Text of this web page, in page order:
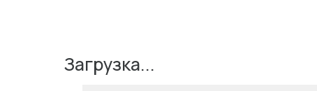
Загрузка...